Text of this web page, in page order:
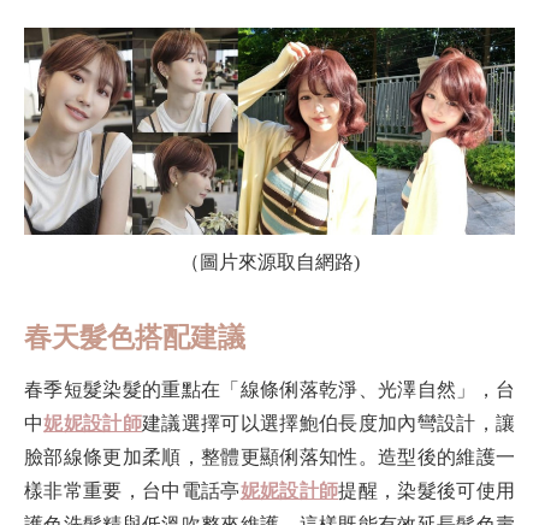
（圖片來源取自網路)
春天髮色搭配建議
春季短髮染髮的重點在「線條俐落乾淨、光澤自然」，台
中妮妮設計師建議選擇可以選擇鮑伯長度加內彎設計，讓
臉部線條更加柔順，整體更顯俐落知性。造型後的維護一
樣非常重要，台中電話亭妮妮設計師提醒，染髮後可使用